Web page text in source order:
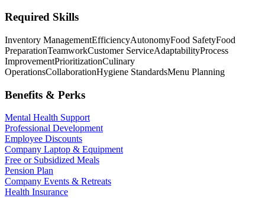
Required Skills
Inventory ManagementEfficiencyAutonomyFood SafetyFood
PreparationTeamworkCustomer ServiceAdaptabilityProcess
ImprovementPrioritizationCulinary
OperationsCollaborationHygiene StandardsMenu Planning
Benefits & Perks
Mental Health Support
Professional Development
Employee Discounts
Company Laptop & Equipment
Free or Subsidized Meals
Pension Plan
Company Events & Retreats
Health Insurance